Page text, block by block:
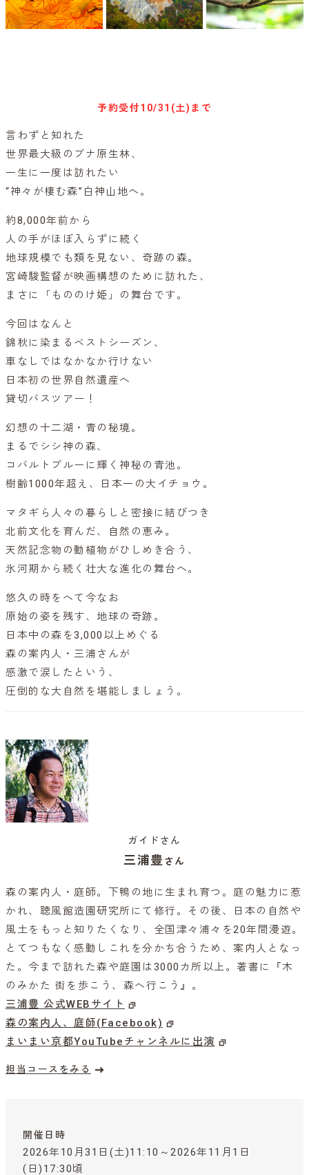
予約受付10/31(土)まで
言わずと知れた
世界最大級のブナ原生林、
一生に一度は訪れたい
“神々が棲む森”白神山地へ。
約8,000年前から
人の手がほぼ入らずに続く
地球規模でも類を見ない、奇跡の森。
宮崎駿監督が映画構想のために訪れた、
まさに「もののけ姫」の舞台です。
今回はなんと
錦秋に染まるベストシーズン、
車なしではなかなか行けない
日本初の世界自然遺産へ
貸切バスツアー！
幻想の十二湖・青の秘境。
まるでシシ神の森、
コバルトブルーに輝く神秘の青池。
樹齢1000年超え、日本一の大イチョウ。
マタギら人々の暮らしと密接に結びつき
北前文化を育んだ、自然の恵み。
天然記念物の動植物がひしめき合う、
氷河期から続く壮大な進化の舞台へ。
悠久の時をへて今なお
原始の姿を残す、地球の奇跡。
日本中の森を3,000以上めぐる
森の案内人・三浦さんが
感激で涙したという、
圧倒的な大自然を堪能しましょう。
ガイドさん
三浦豊 さん
森の案内人・庭師。下鴨の地に生まれ育つ。庭の魅力に惹
かれ、聴風館造園研究所にて修行。その後、日本の自然や
風土をもっと知りたくなり、全国津々浦々を20年間漫遊。
とてつもなく感動しこれを分かち合うため、案内人となっ
た。今まで訪れた森や庭園は3000カ所以上。著書に『木
のみかた 街を歩こう、森へ行こう』。
三浦豊 公式WEBサイト
森の案内人、庭師(Facebook)
まいまい京都YouTubeチャンネルに出演
担当コースをみる
開催日時
2026年10月31日(土)11:10～2026年11月1日
(日)17:30頃